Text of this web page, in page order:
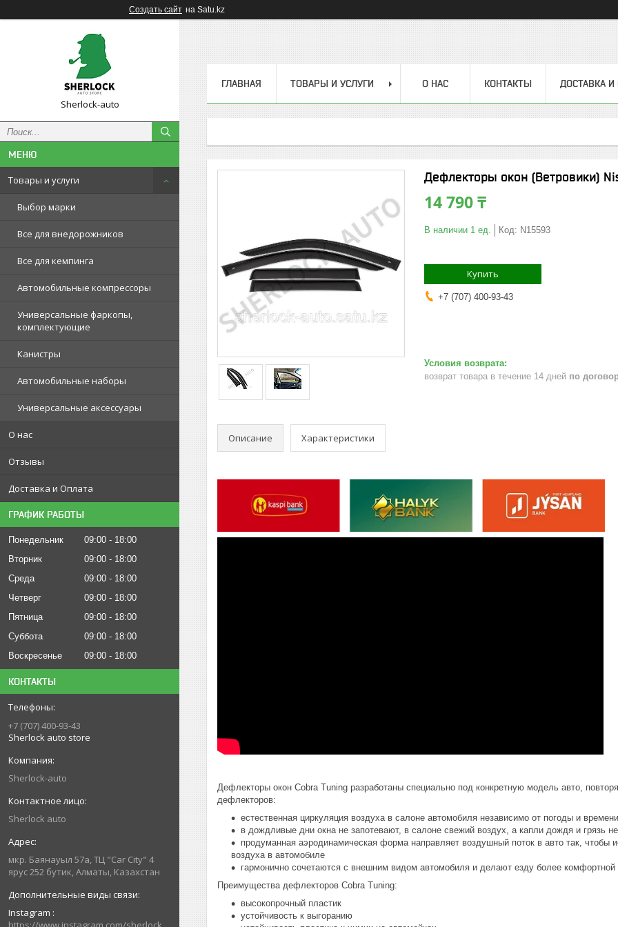
Создать сайт на Satu.kz
Sherlock-auto
Товары и услуги
Выбор марки
Все для внедорожников
Все для кемпинга
Автомобильные компрессоры
Универсальные фаркопы,
комплектующие
Канистры
Автомобильные наборы
Универсальные аксессуары
О нас
Отзывы
Доставка и Оплата
ГРАФИК РАБОТЫ
Понедельник 09:00
18:00
Вторник
09:00
18:00
Среда
09:00
18:00
Четверг
09:00
18:00
Пятница
09:00
18:00
Суббота
09:00
18:00
Воскресенье
09:00 18:00
КОНТАКТЫ
+7 (707) 400-93-43
Sherlock auto store
Sherlock-auto
Sherlock auto
мкр. Баянауыл 57а, ТЦ "Car Сity" 4
ярус 252 бутик, Алматы, Казахстан
Instagram
ГЛАВНАЯ ТОВАРЫ И УСЛУГИ О НАС КОНТАКТЫ ДОСТАВКА И
Дефлекторы окон (Ветровики)
14 790 ₸
В наличии 1 ед. Код: N15593
Купить
+7 (707) 400-93-43
возврат товара в течение 14 дней по
Описание Характеристики
Дефлекторы окон Cobra Tuning разработаны специально под конкретную модель авто,
дефлекторов:
естественная циркуляция воздуха в салоне автомобиля независимо от погоды и
в дождливые дни окна не запотевают, в салоне свежий воздух, а капли дождя и грязь
продуманная аэродинамическая форма направляет воздушный поток в авто так, чтобы
воздуха в автомобиле
гармонично сочетаются с внешним видом автомобиля и делают езду более комфортной
Преимущества дефлекторов Cobra Tuning:
высокопрочный пластик
устойчивость к выгоранию